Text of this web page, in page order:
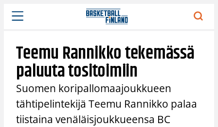
Siirry
sisältöön
Teemu Rannikko tekemässä
paluuta tositoimiin
Suomen koripallomaajoukkueen
tähtipelintekijä Teemu Rannikko palaa
tiistaina venäläisjoukkueensa BC